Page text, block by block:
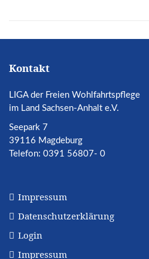
Kontakt
LIGA der Freien Wohlfahrtspflege
im Land Sachsen-Anhalt e.V.
Seepark 7
39116 Magdeburg
Telefon: 0391 56807- 0
Impressum
Datenschutzerklärung
Login
Impressum